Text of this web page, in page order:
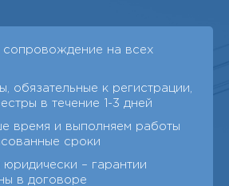
на всех
обязательные к регистрации,
в течение 1-3 дней
время и выполняем работы
сроки
– гарантии
в договоре